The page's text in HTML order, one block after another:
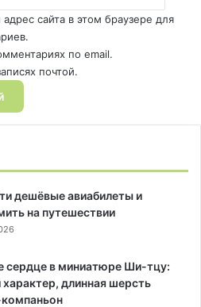
сайта в этом браузере для
по email.
почтой.
дешёвые авиабилеты и
на путешествии
сердце в миниатюре Ши-тцу:
длинная шерсть